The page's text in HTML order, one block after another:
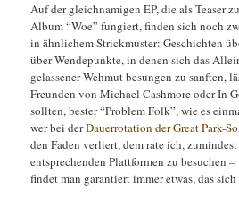
Auf der gleichnamigen EP, die als Teaser
Album “Woe” fungiert, finden sich noch
in ähnlichem Strickmuster: Geschichten
über Wendepunkte, in denen sich das
gelassener Wehmut besungen zu sanften,
Freunden von Michael Cashmore oder In
sollten, bester “Problem Folk”, wie es
wer bei derDauerrotation der Great Park-
den Faden verliert, dem rate ich,
entsprechenden Plattformen zu besuchen
findet man garantiert immer etwas, das